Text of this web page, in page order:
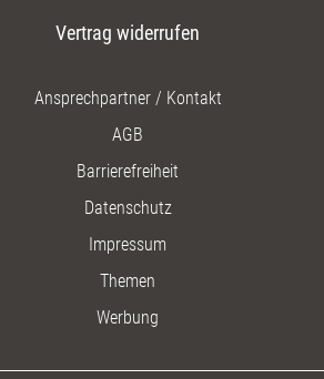
Vertrag widerrufen
Ansprechpartner / Kontakt
AGB
Barrierefreiheit
Datenschutz
Impressum
Themen
Werbung